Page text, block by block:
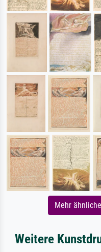
Mehr
Weitere